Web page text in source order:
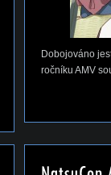
Dobojováno
ročníku AMV